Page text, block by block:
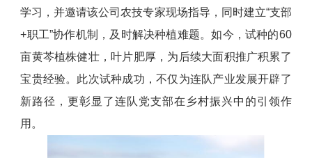
学习，并邀请该公司农技专家现场指导，同时建立“支部
+职工”协作机制，及时解决种植难题。如今，试种的60
亩黄芩植株健壮，叶片肥厚，为后续大面积推广积累了
宝贵经验。此次试种成功，不仅为连队产业发展开辟了
新路径，更彰显了连队党支部在乡村振兴中的引领作
用。